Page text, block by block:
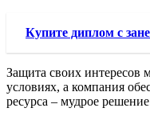
Купите диплом с
Защита своих интересов
условиях, а компания
ресурса – мудрое